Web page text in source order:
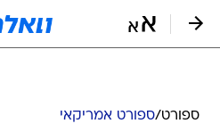
ספורט/ספורט אמריקאי